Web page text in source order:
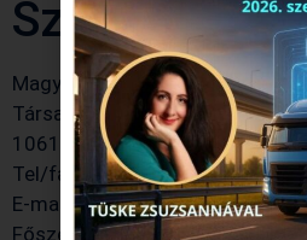
Magyar Logisztikai, Beszerzési
Társaság
1061 Budapest, Király u.12.
Tel/fax: 1/267-8740, 1/267-
E-mail:hirado@logisztika.hu
Főszerkesztő: Chikán Attila